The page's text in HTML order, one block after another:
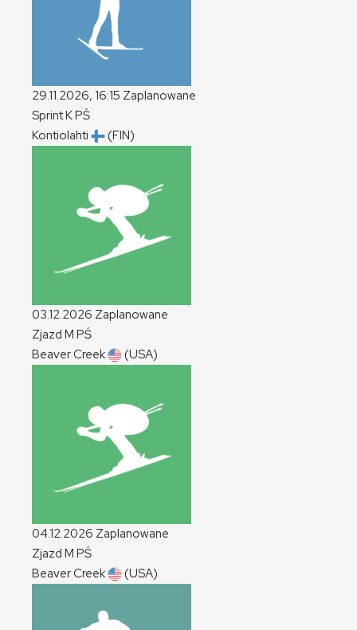
29.11.2026, 16:15 Zaplanowane
SprintKPŚ
Kontiolahti
(FIN)
03.12.2026 Zaplanowane
Zjazd M PŚ
Beaver Creek
(USA)
04.12.2026 Zaplanowane
Zjazd M PŚ
Beaver Creek
(USA)